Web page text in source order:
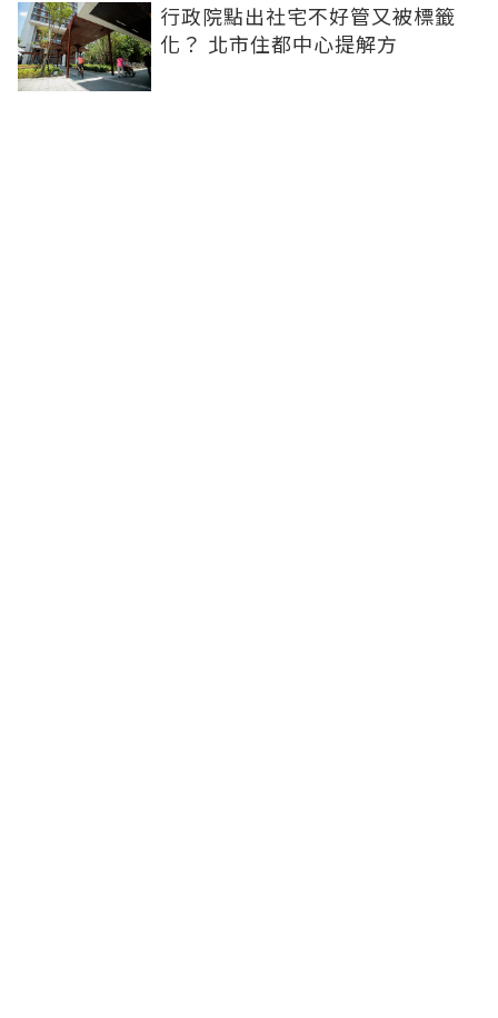
行政院點出社宅不好管又被標籤
化？ 北市住都中心提解方